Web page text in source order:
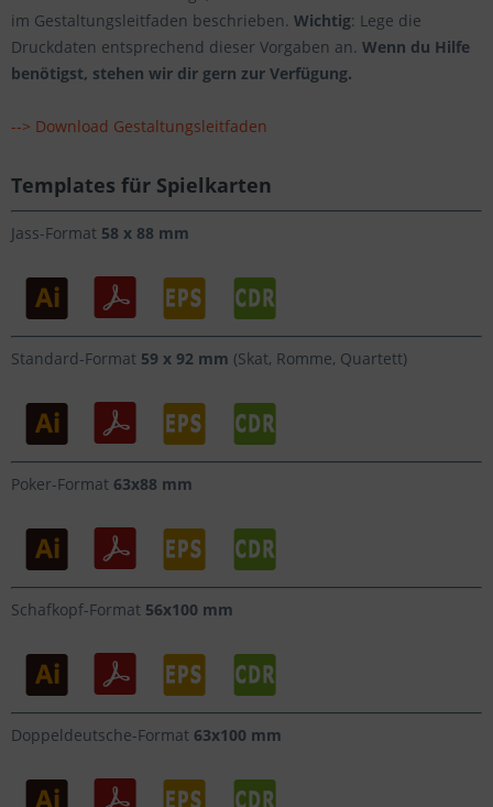
im Gestaltungsleitfaden beschrieben. Wichtig: Lege die
Druckdaten entsprechend dieser Vorgaben an. Wenn du Hilfe
benötigst, stehen wir dir gern zur Verfügung.
--> Download Gestaltungsleitfaden
Templates für Spielkarten
Jass-Format 58 x 88 mm
Standard-Format 59 x 92 mm (Skat, Romme, Quartett)
Poker-Format 63x88 mm
Schafkopf-Format 56x100 mm
Doppeldeutsche-Format 63x100 mm